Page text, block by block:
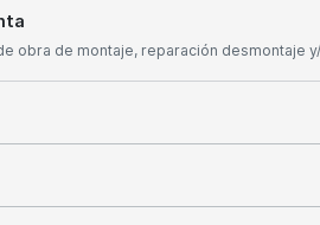
obra de montaje, reparación desmontaje